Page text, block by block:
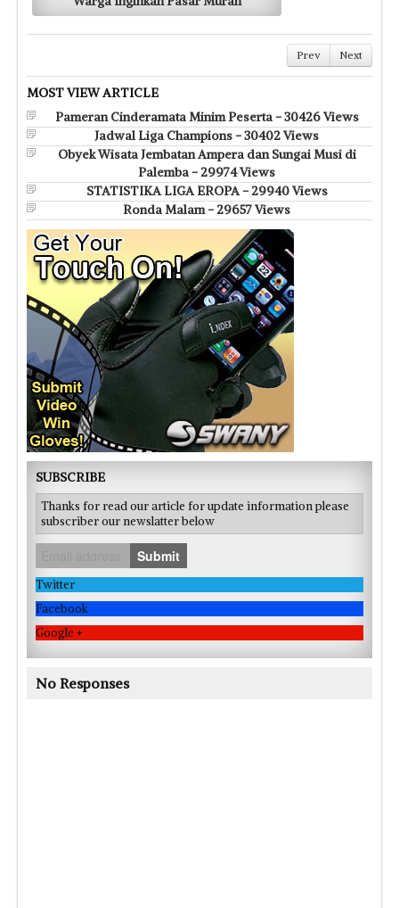
Prev Next
MOST VIEW ARTICLE
Pameran Cinderamata Minim Peserta - 30426 Views
Jadwal Liga Champions - 30402 Views
Obyek Wisata Jembatan Ampera dan Sungai Musi di
Palemba - 29974 Views
STATISTIKA LIGA EROPA - 29940 Views
Ronda Malam - 29657 Views
SUBSCRIBE
Thanks for read our article for update information please
subscriber our newslatter below
Submit
Twitter
Facebook
Google +
No Responses